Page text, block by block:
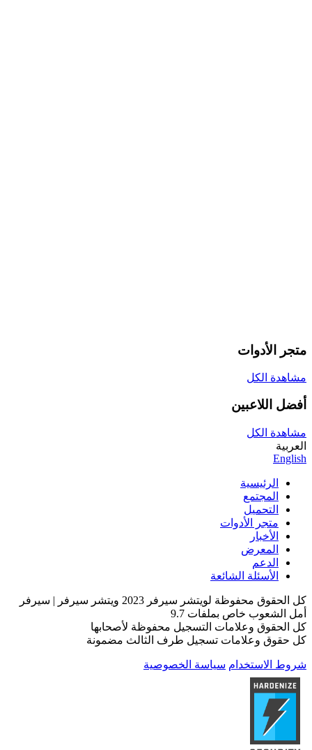
متجر الأدوات
مشاهدة الكل
أفضل اللاعبين
مشاهدة الكل
العربية
English
الرئيسية
المجتمع
التحميل
متجر الأدوات
الأخبار
المعرض
الدعم
الأسئلة الشائعة
كل الحقوق محفوظة لويتشر سيرفر 2023 ويتشر سيرفر | سيرفر
أمل الشعوب خاص بملفات 9.7
كل الحقوق وعلامات التسجيل محفوظة لأصحابها
كل حقوق وعلامات تسجيل طرف الثالث مضمونة
شروط الاستخدام سياسة الخصوصية